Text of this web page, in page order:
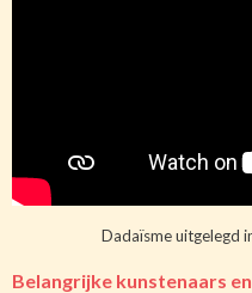
Dadaïsme uitgelegd
Belangrijke kunstenaars